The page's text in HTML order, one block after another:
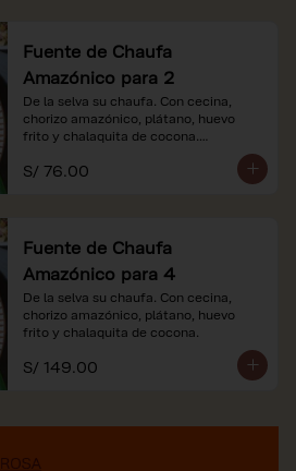
Fuente de Chaufa
Amazónico para 2
De la selva su chaufa. Con cecina,
chorizo amazónico, plátano, huevo
frito y chalaquita de cocona.
*Imágenes referenciales.
*Nuestros precios están expresados en
S/ 76.00
Fuente de Chaufa
Amazónico para 4
De la selva su chaufa. Con cecina,
chorizo amazónico, plátano, huevo
frito y chalaquita de cocona.
S/ 149.00